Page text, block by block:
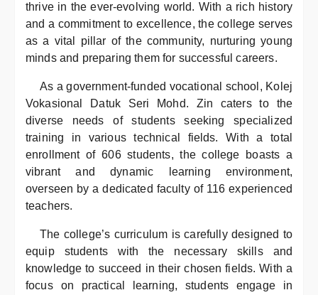
thrive in the ever-evolving world. With a rich history
and a commitment to excellence, the college serves
as a vital pillar of the community, nurturing young
minds and preparing them for successful careers.
As a government-funded vocational school, Kolej
Vokasional Datuk Seri Mohd. Zin caters to the
diverse needs of students seeking specialized
training in various technical fields. With a total
enrollment of 606 students, the college boasts a
vibrant and dynamic learning environment,
overseen by a dedicated faculty of 116 experienced
teachers.
The college’s curriculum is carefully designed to
equip students with the necessary skills and
knowledge to succeed in their chosen fields. With a
focus on practical learning, students engage in